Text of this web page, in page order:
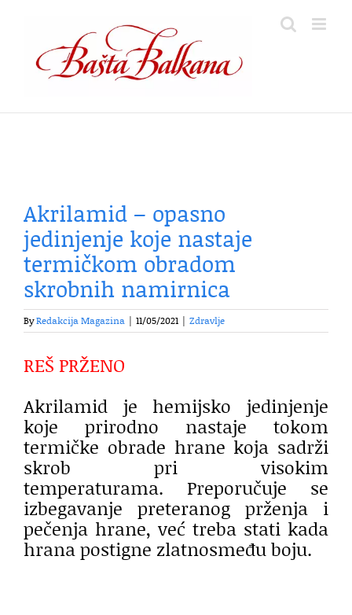
content
Akrilamid – opasno
jedinjenje koje nastaje
termičkom obradom
skrobnih namirnica
ByRedakcija Magazina 11/05/2021 Zdravlje
REŠ PRŽENO
Akrilamid je hemijsko jedinjenje
koje prirodno nastaje tokom
termičke obrade hrane koja sadrži
skrob pri visokim
temperaturama. Preporučuje se
izbegavanje preteranog prženja i
pečenja hrane, već treba stati kada
hrana postigne zlatnosmeđu boju.